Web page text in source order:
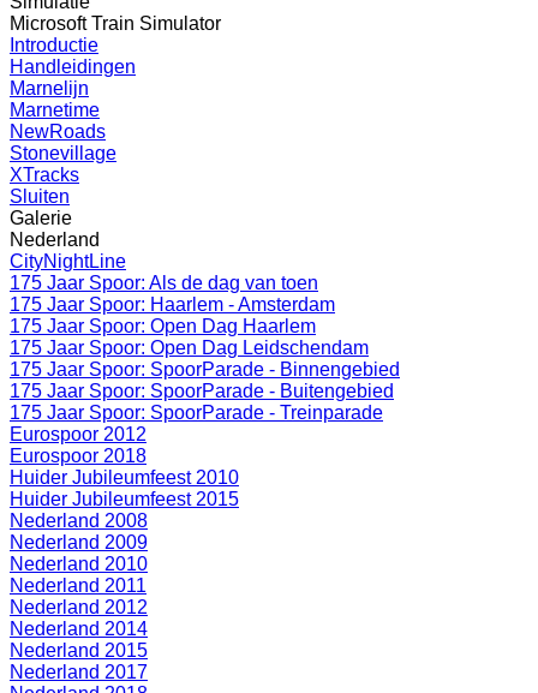
Microsoft Train Simulator
Introductie
Handleidingen
Marnelijn
Marnetime
NewRoads
Stonevillage
XTracks
Sluiten
Galerie
Nederland
CityNightLine
175 Jaar Spoor: Als de dag van toen
175 Jaar Spoor: Haarlem - Amsterdam
175 Jaar Spoor: Open Dag Haarlem
175 Jaar Spoor: Open Dag Leidschendam
175 Jaar Spoor: SpoorParade - Binnengebied
175 Jaar Spoor: SpoorParade - Buitengebied
175 Jaar Spoor: SpoorParade - Treinparade
Eurospoor 2012
Eurospoor 2018
Huider Jubileumfeest 2010
Huider Jubileumfeest 2015
Nederland 2008
Nederland 2009
Nederland 2010
Nederland 2011
Nederland 2012
Nederland 2014
Nederland 2015
Nederland 2017